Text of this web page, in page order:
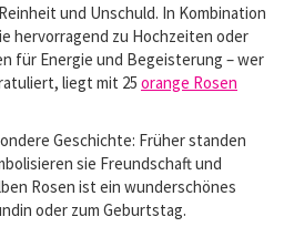
und Unschuld. In Kombination
hervorragend zu Hochzeiten oder
für Energie und Begeisterung – wer
liegt mit 25 orange Rosen
Geschichte: Früher standen
sie Freundschaft und
Rosen ist ein wunderschönes
oder zum Geburtstag.